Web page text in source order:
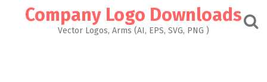
Company Logo Downloads
Vector Logos, Arms (AI, EPS, SVG, PNG )